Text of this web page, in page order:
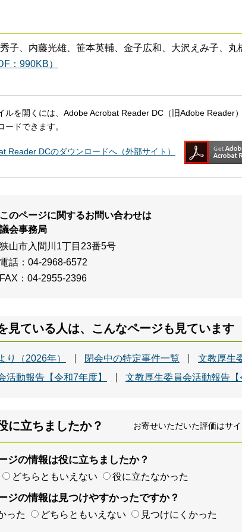
子、内藤光雄、笹本英輔、金子広和、大沢えみ子、丸
：990KB）
ルを開くには、Adobe Acrobat Reader DC（旧Adobe Reader
ードできます。
Reader DCのダウンロードへ（外部サイト）
このページに関するお問い合わせは
議会事務局
狭山市入間川1丁目23番5号
電話：04-2968-6572
FAX：04-2955-2396
見ている人は、こんなページも見ています
り（2026年） 閉会中の特定事件一覧
文教厚生
活動報告【令和7年度】
文教厚生委員会活動報告【
に立ちましたか？ お寄せいただいた評価はサ
ジの情報は役に立ちましたか？
どちらともいえない 役に立たなかった
ジの情報は見つけやすかったですか？
った どちらともいえない 見つけにくかった